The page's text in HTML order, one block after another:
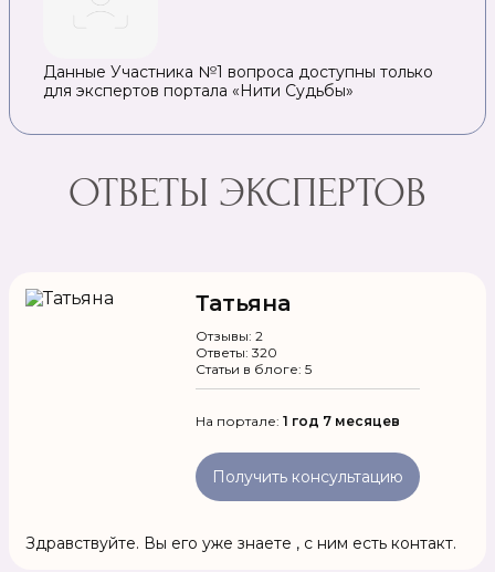
Данные Участника №1 вопроса доступны только
для экспертов портала «Нити Судьбы»
ОТВЕТЫ ЭКСПЕРТОВ
Татьяна
Отзывы: 2
Ответы: 320
Статьи в блоге: 5
На портале: 1 год 7 месяцев
Получить консультацию
Здравствуйте. Вы его уже знаете , с ним есть контакт.